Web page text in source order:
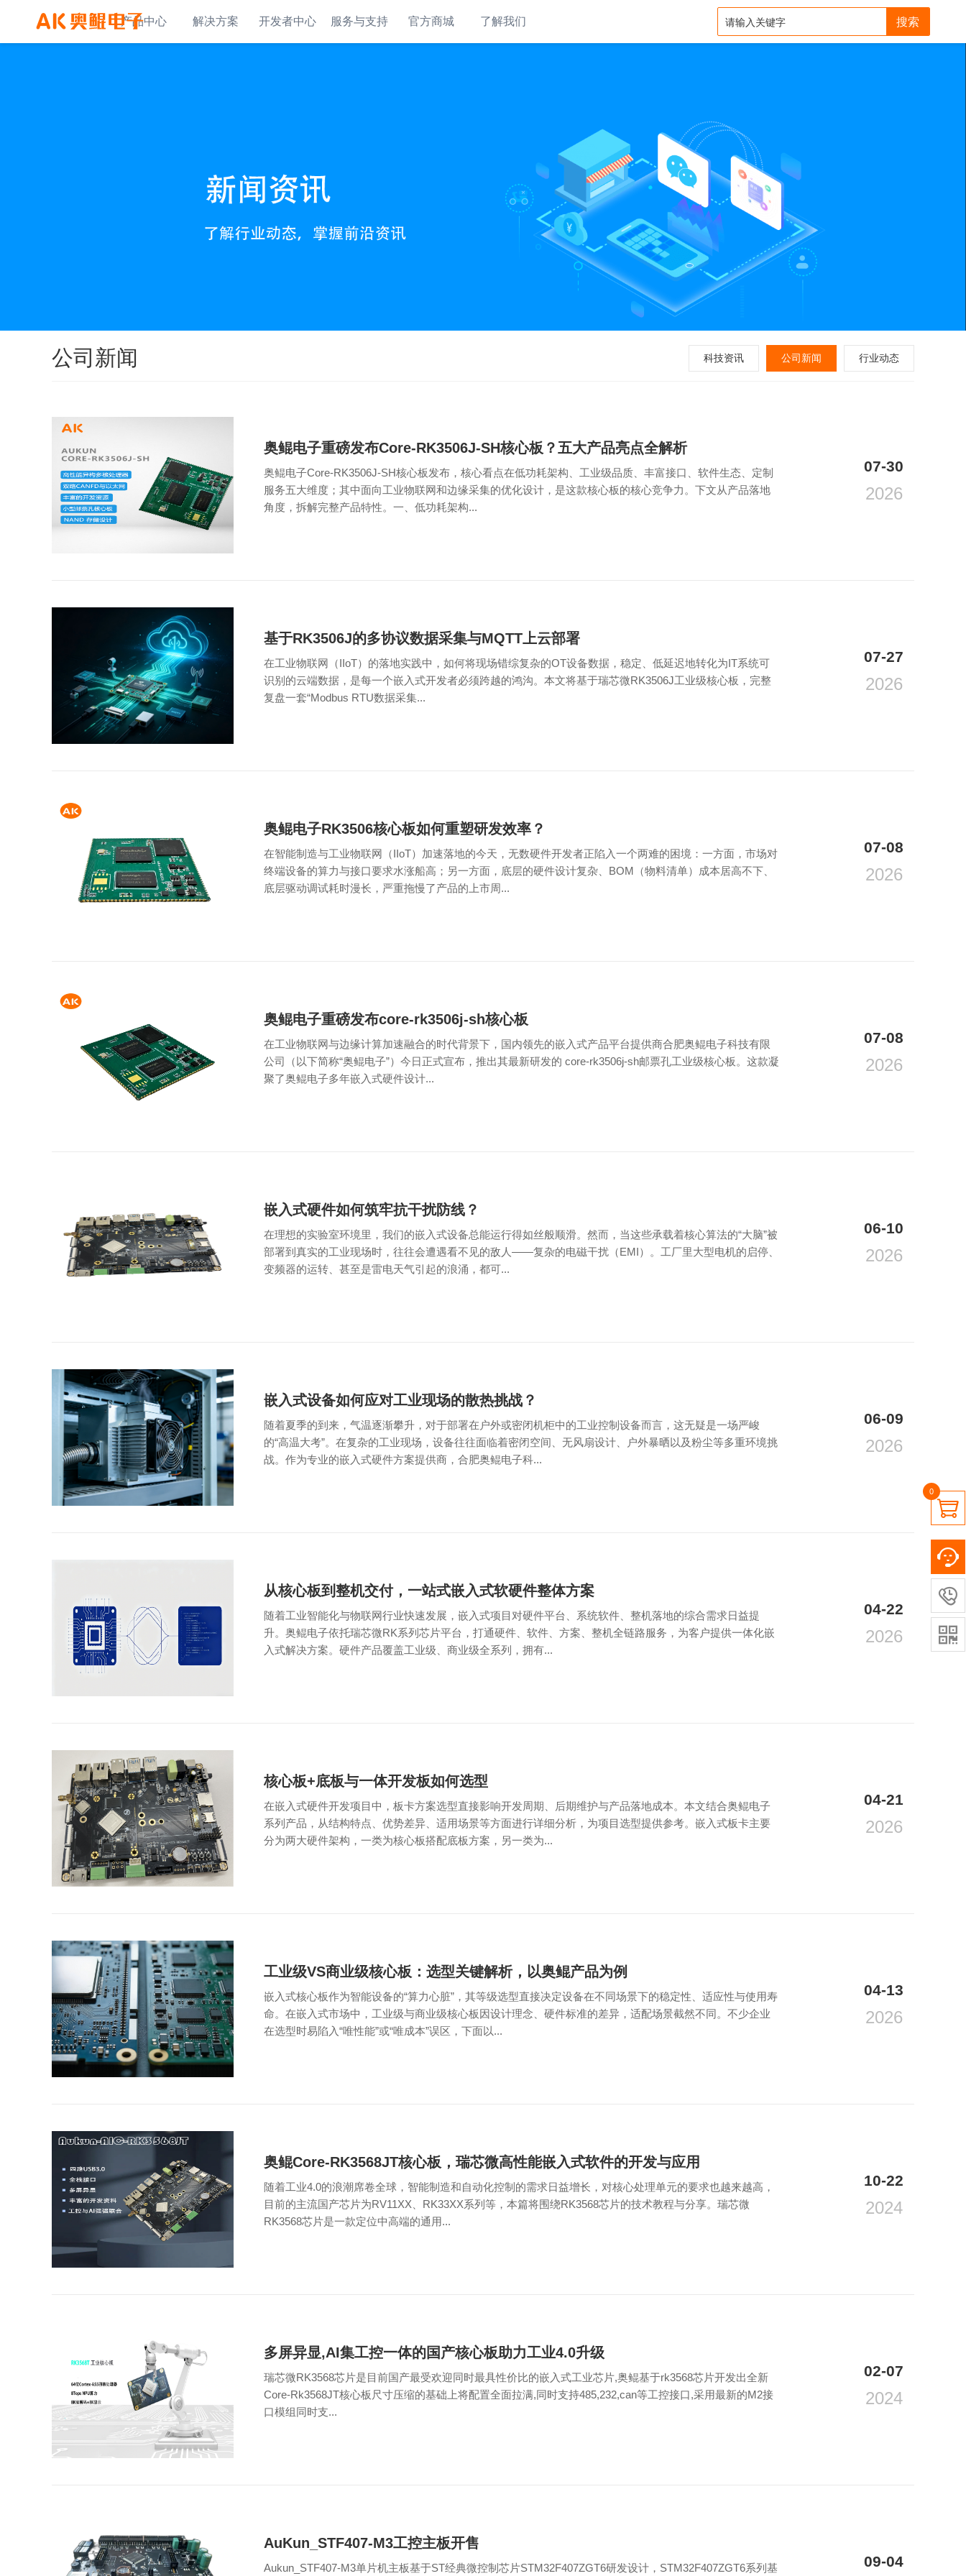
产品中心 解决方案 开发者中心 服务与支持 官方商城 了解我们
公司新闻 科技资讯 公司新闻 行业动态
奥鲲电子重磅发布Core-RK3506J-SH核心板？五大产品亮点全解析
奥鲲电子Core-RK3506J-SH核心板发布，核心看点在低功耗架构、工业级品质、丰富接口、软件生态、定制
服务五大维度；其中面向工业物联网和边缘采集的优化设计，是这款核心板的核心竞争力。下文从产品落地
角度，拆解完整产品特性。一、低功耗架构...
07-30
2026
基于RK3506J的多协议数据采集与MQTT上云部署
在工业物联网（IIoT）的落地实践中，如何将现场错综复杂的OT设备数据，稳定、低延迟地转化为IT系统可
识别的云端数据，是每一个嵌入式开发者必须跨越的鸿沟。本文将基于瑞芯微RK3506J工业级核心板，完整
复盘一套“Modbus RTU数据采集...
07-27
2026
奥鲲电子RK3506核心板如何重塑研发效率？
在智能制造与工业物联网（IIoT）加速落地的今天，无数硬件开发者正陷入一个两难的困境：一方面，市场对
终端设备的算力与接口要求水涨船高；另一方面，底层的硬件设计复杂、BOM（物料清单）成本居高不下、
底层驱动调试耗时漫长，严重拖慢了产品的上市周...
07-08
2026
奥鲲电子重磅发布core-rk3506j-sh核心板
在工业物联网与边缘计算加速融合的时代背景下，国内领先的嵌入式产品平台提供商合肥奥鲲电子科技有限
公司（以下简称“奥鲲电子”）今日正式宣布，推出其最新研发的 core-rk3506j-sh邮票孔工业级核心板。这款凝
聚了奥鲲电子多年嵌入式硬件设计...
07-08
2026
嵌入式硬件如何筑牢抗干扰防线？
在理想的实验室环境里，我们的嵌入式设备总能运行得如丝般顺滑。然而，当这些承载着核心算法的“大脑”被
部署到真实的工业现场时，往往会遭遇看不见的敌人——复杂的电磁干扰（EMI）。工厂里大型电机的启停、
变频器的运转、甚至是雷电天气引起的浪涌，都可...
06-10
2026
嵌入式设备如何应对工业现场的散热挑战？
随着夏季的到来，气温逐渐攀升，对于部署在户外或密闭机柜中的工业控制设备而言，这无疑是一场严峻
的“高温大考”。在复杂的工业现场，设备往往面临着密闭空间、无风扇设计、户外暴晒以及粉尘等多重环境挑
战。作为专业的嵌入式硬件方案提供商，合肥奥鲲电子科...
06-09
2026
从核心板到整机交付，一站式嵌入式软硬件整体方案
随着工业智能化与物联网行业快速发展，嵌入式项目对硬件平台、系统软件、整机落地的综合需求日益提
升。奥鲲电子依托瑞芯微RK系列芯片平台，打通硬件、软件、方案、整机全链路服务，为客户提供一体化嵌
入式解决方案。硬件产品覆盖工业级、商业级全系列，拥有...
04-22
2026
核心板+底板与一体开发板如何选型
在嵌入式硬件开发项目中，板卡方案选型直接影响开发周期、后期维护与产品落地成本。本文结合奥鲲电子
系列产品，从结构特点、优势差异、适用场景等方面进行详细分析，为项目选型提供参考。嵌入式板卡主要
分为两大硬件架构，一类为核心板搭配底板方案，另一类为...
04-21
2026
工业级VS商业级核心板：选型关键解析，以奥鲲产品为例
嵌入式核心板作为智能设备的“算力心脏”，其等级选型直接决定设备在不同场景下的稳定性、适应性与使用寿
命。在嵌入式市场中，工业级与商业级核心板因设计理念、硬件标准的差异，适配场景截然不同。不少企业
在选型时易陷入“唯性能”或“唯成本”误区，下面以...
04-13
2026
奥鲲Core-RK3568JT核心板，瑞芯微高性能嵌入式软件的开发与应用
随着工业4.0的浪潮席卷全球，智能制造和自动化控制的需求日益增长，对核心处理单元的要求也越来越高，
目前的主流国产芯片为RV11XX、RK33XX系列等，本篇将围绕RK3568芯片的技术教程与分享。瑞芯微
RK3568芯片是一款定位中高端的通用...
10-22
2024
多屏异显,AI集工控一体的国产核心板助力工业4.0升级
瑞芯微RK3568芯片是目前国产最受欢迎同时最具性价比的嵌入式工业芯片,奥鲲基于rk3568芯片开发出全新
Core-Rk3568JT核心板尺寸压缩的基础上将配置全面拉满,同时支持485,232,can等工控接口,采用最新的M2接
口模组同时支...
02-07
2024
AuKun_STF407-M3工控主板开售
Aukun_STF407-M3单片机主板基于ST经典微控制芯片STM32F407ZGT6研发设计，STM32F407ZGT6系列基 09-04

0

